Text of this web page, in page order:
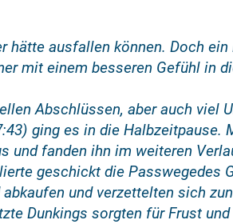
hätte ausfallen können. Doch ein
mit einem besseren Gefühl in
Abschlüssen, aber auch viel
ging es in die Halbzeitpause.
und fanden ihn im weiteren
geschickt die Passwegedes
und verzettelten sich
Dunkings sorgten für Frust